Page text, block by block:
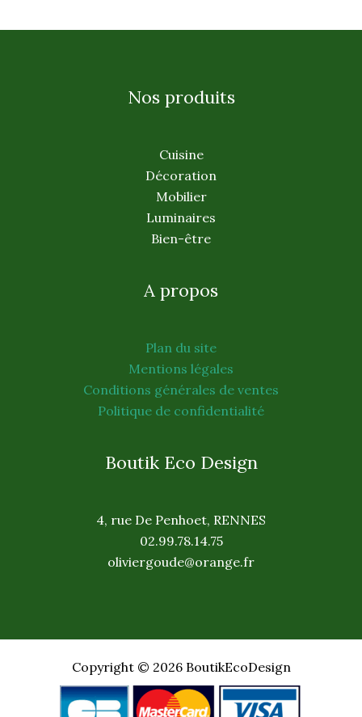
Nos produits
Cuisine
Décoration
Mobilier
Luminaires
Bien-être
A propos
Plan du site
Mentions légales
Conditions générales de ventes
Politique de confidentialité
Boutik Eco Design
4, rue De Penhoet, RENNES
02.99.78.14.75
oliviergoude@orange.fr
Copyright © 2026 BoutikEcoDesign